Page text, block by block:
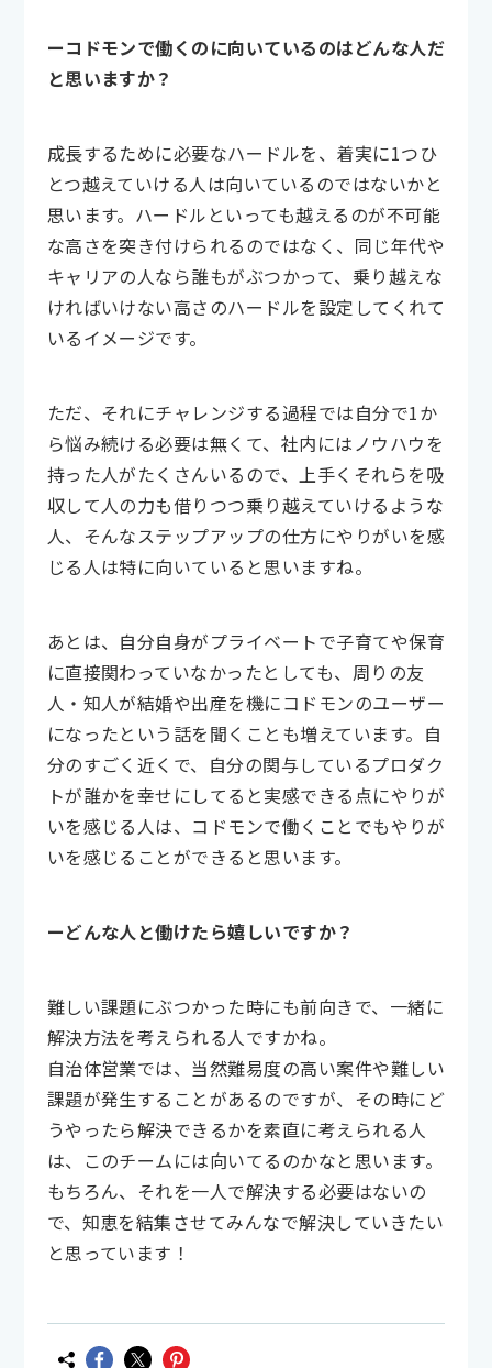
ーコドモンで働くのに向いているのはどんな人だ
と思いますか？
成長するために必要なハードルを、着実に1つひ
とつ越えていける人は向いているのではないかと
思います。ハードルといっても越えるのが不可能
な高さを突き付けられるのではなく、同じ年代や
キャリアの人なら誰もがぶつかって、乗り越えな
ければいけない高さのハードルを設定してくれて
いるイメージです。
ただ、それにチャレンジする過程では自分で1か
ら悩み続ける必要は無くて、社内にはノウハウを
持った人がたくさんいるので、上手くそれらを吸
収して人の力も借りつつ乗り越えていけるような
人、そんなステップアップの仕方にやりがいを感
じる人は特に向いていると思いますね。
あとは、自分自身がプライベートで子育てや保育
に直接関わっていなかったとしても、周りの友
人・知人が結婚や出産を機にコドモンのユーザー
になったという話を聞くことも増えています。自
分のすごく近くで、自分の関与しているプロダク
トが誰かを幸せにしてると実感できる点にやりが
いを感じる人は、コドモンで働くことでもやりが
いを感じることができると思います。
ーどんな人と働けたら嬉しいですか？
難しい課題にぶつかった時にも前向きで、一緒に
解決方法を考えられる人ですかね。
自治体営業では、当然難易度の高い案件や難しい
課題が発生することがあるのですが、その時にど
うやったら解決できるかを素直に考えられる人
は、このチームには向いてるのかなと思います。
もちろん、それを一人で解決する必要はないの
で、知恵を結集させてみんなで解決していきたい
と思っています！